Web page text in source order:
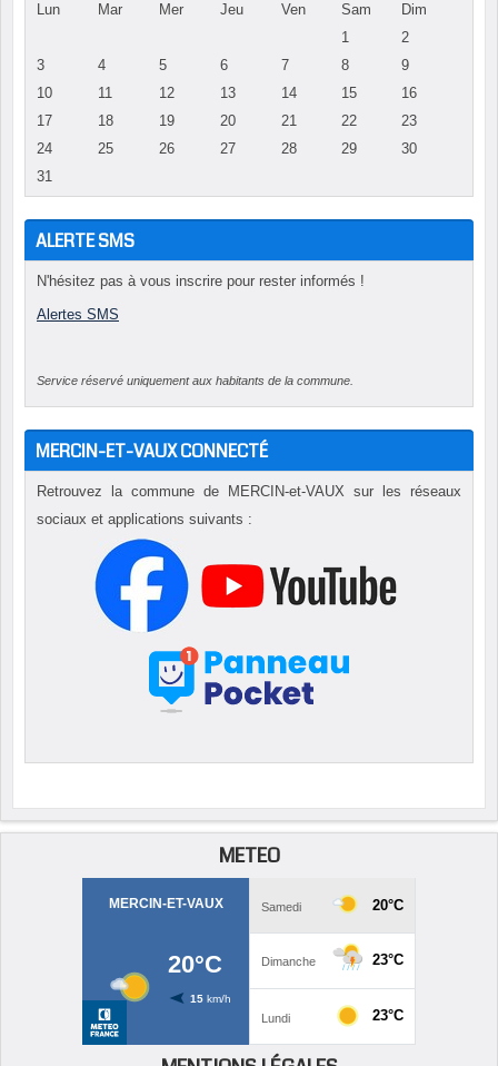
Lun
Mar Mer Jeu Ven Sam
Dim
1
2
3
4 5 6 7 8
9
10
11 12 13 14 15
16
17
18 19 20 21 22
23
24
25 26 27 28 29
30
31
ALERTE SMS
N'hésitez pas à vous inscrire pour rester informés !
Alertes SMS
Service réservé uniquement aux habitants de la commune.
MERCIN-ET-VAUX CONNECTÉ
Retrouvez la commune de MERCIN-et-VAUX sur les réseaux
sociaux et applications suivants :
METEO